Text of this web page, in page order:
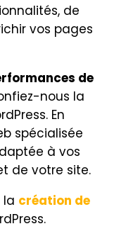
de
vos pages
de
nous la
En
spécialisée
à vos
de votre site.
la création de